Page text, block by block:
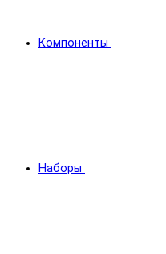
Компоненты
Наборы